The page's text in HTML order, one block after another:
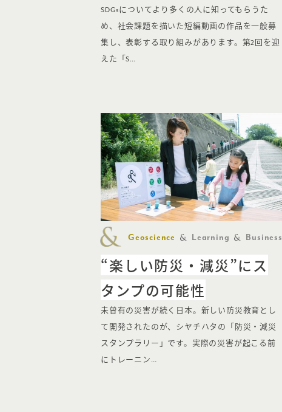
SDGsについてより多くの人に知ってもらうた
め、社会課題を描いた短編動画の作品を一般募
集し、表彰する取り組みがあります。第2回を迎
えた「S…
Geoscience Learning Business
“楽しい防災・減災”にス
タンプの可能性
未曽有の災害が続く日本。新しい防災教育とし
て開発されたのが、シヤチハタの「防災・減災
スタンプラリー」です。実際の災害が起こる前
にトレーニン…